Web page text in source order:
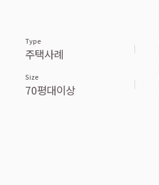
Type
주택사례
Size
70평대이상